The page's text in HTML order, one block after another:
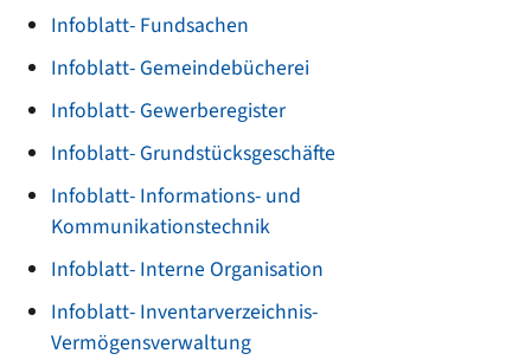
Infoblatt- Fundsachen
Infoblatt- Gemeindebücherei
Infoblatt- Gewerberegister
Infoblatt- Grundstücksgeschäfte
Infoblatt- Informations- und
Kommunikationstechnik
Infoblatt- Interne Organisation
Infoblatt- Inventarverzeichnis-
Vermögensverwaltung